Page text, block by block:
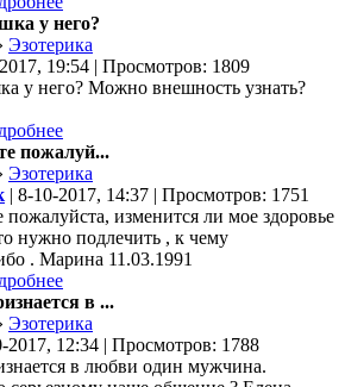
у него?
Эзотерика
19:54 | Просмотров: 1809
у него? Можно внешность узнать?
пожалуй...
Эзотерика
| 8-10-2017, 14:37 | Просмотров: 1751
пожалуйста, изменится ли мое здоровье
нужно подлечить , к чему
. Марина 11.03.1991
в ...
Эзотерика
2017, 12:34 | Просмотров: 1788
в любви один мужчина.